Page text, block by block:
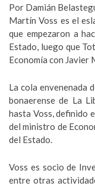
Por Damián
Martín Voss es el
que empezaron a
Estado, luego que
Economía con Javier
La cola envenenada
bonaerense de La
hasta Voss, definido
del ministro de
del Estado.
Voss es socio de
entre otras